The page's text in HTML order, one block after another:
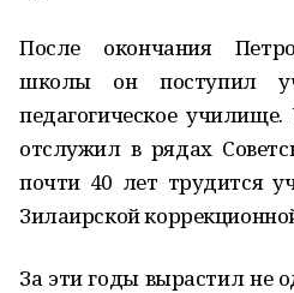
После окончания
школы он поступил
педагогическое
отслужил в рядах
почти 40 лет трудится
Зилаирской
За эти годы вырастил не